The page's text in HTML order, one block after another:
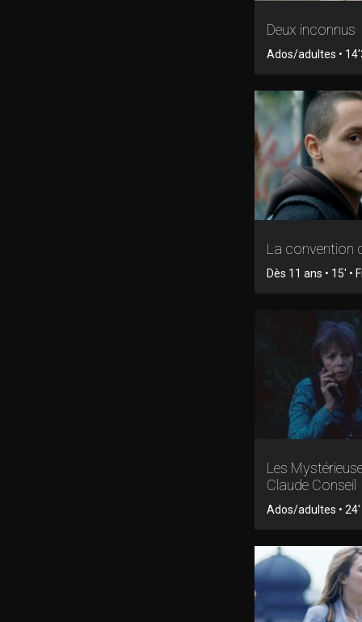
Deux inconnus
Ados/adultes •
La convention
Dès 11 ans • 15' •
Les
Claude Conseil
Ados/adultes • 24'